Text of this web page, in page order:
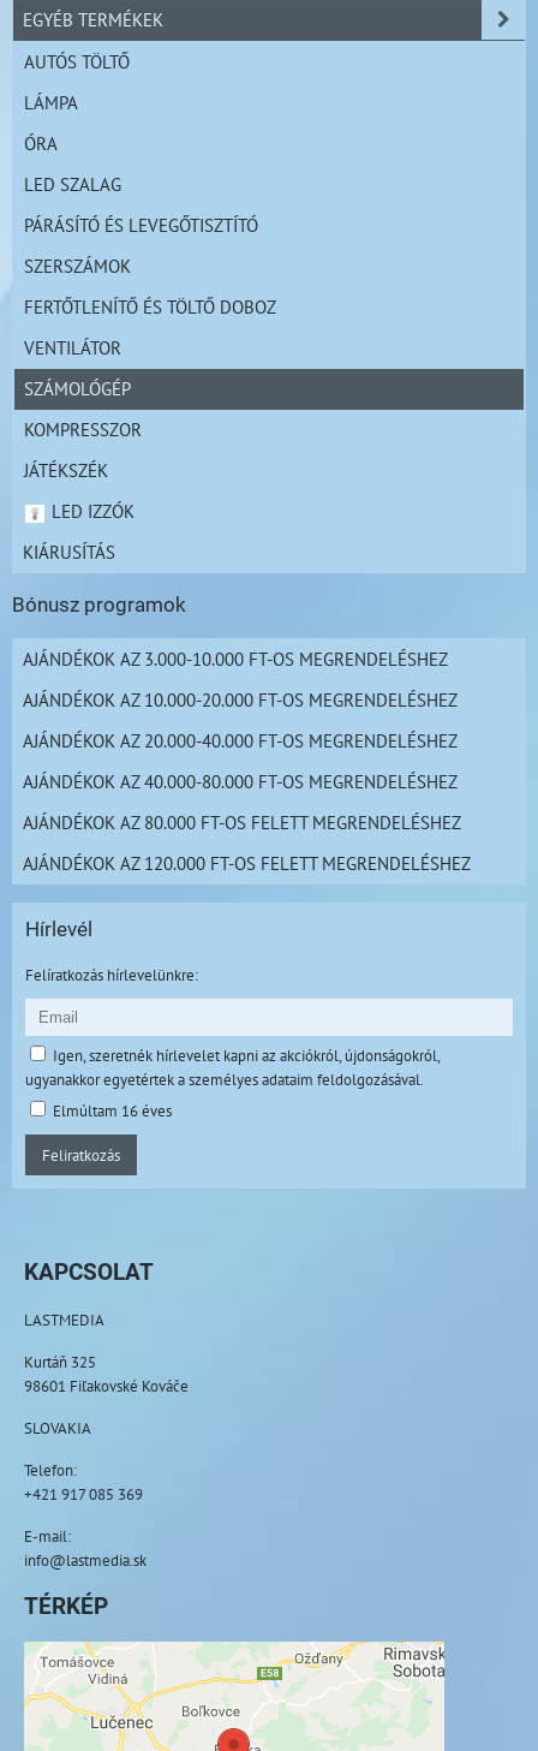
EGYÉB TERMÉKEK
AUTÓS TÖLTŐ
LÁMPA
ÓRA
LED SZALAG
PÁRÁSÍTÓ ÉS LEVEGŐTISZTÍTÓ
SZERSZÁMOK
FERTŐTLENÍTŐ ÉS TÖLTŐ DOBOZ
VENTILÁTOR
SZÁMOLÓGÉP
KOMPRESSZOR
JÁTÉKSZÉK
LED IZZÓK
KIÁRUSÍTÁS
Bónusz programok
AJÁNDÉKOK AZ 3.000-10.000 FT-OS MEGRENDELÉSHEZ
AJÁNDÉKOK AZ 10.000-20.000 FT-OS MEGRENDELÉSHEZ
AJÁNDÉKOK AZ 20.000-40.000 FT-OS MEGRENDELÉSHEZ
AJÁNDÉKOK AZ 40.000-80.000 FT-OS MEGRENDELÉSHEZ
AJÁNDÉKOK AZ 80.000 FT-OS FELETT MEGRENDELÉSHEZ
AJÁNDÉKOK AZ 120.000 FT-OS FELETT MEGRENDELÉSHEZ
Hírlevél
Felíratkozás hírlevelünkre:
Igen, szeretnék hírlevelet kapni az akciókról, újdonságokról,
ugyanakkor egyetértek a személyes adataim feldolgozásával.
Elmúltam 16 éves
Feliratkozás
KAPCSOLAT
LASTMEDIA
Kurtáň 325
98601 Fiľakovské Kováče
SLOVAKIA
Telefon:
+421 917 085 369
E-mail:
info@lastmedia.sk
TÉRKÉP
A külső tartalom blokkolva van az
adatvédelmi beállítások által